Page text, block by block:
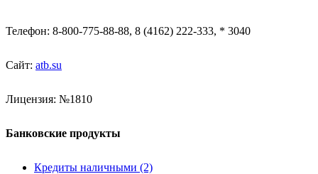
Телефон: 8-800-775-88-88, 8 (4162) 222-333, * 3040
Сайт: atb.su
Лицензия: №1810
Банковские продукты
Кредиты наличными (2)